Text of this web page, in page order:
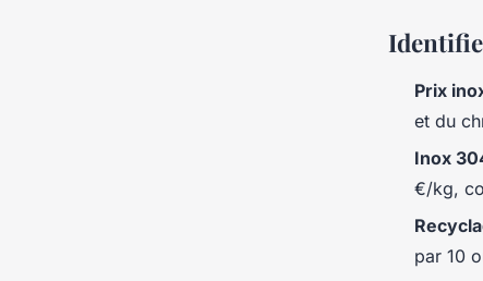
Prix
et du
Inox
€/kg,
par 10